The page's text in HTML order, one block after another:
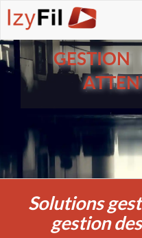
GESTION
Solutions
gestion